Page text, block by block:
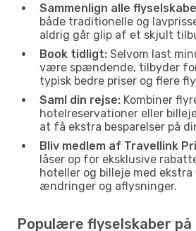
Sammenlign alle
både traditionelle og
aldrig går glip af et skjult
Book tidligt: Selvom last
være spændende, tilbyder
typisk bedre priser og flere
Saml din rejse: Kombiner
hotelreservationer eller
at få ekstra besparelser på
Bliv medlem af Travellink
låser op for eksklusive
hoteller og billeje med
ændringer og aflysninger.
Populære flyselskaber